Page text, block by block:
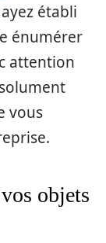
établi
énumérer
attention
vous
objets